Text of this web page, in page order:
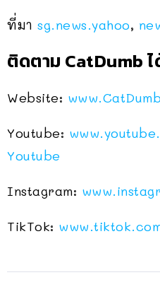
ที่มา sg.news.yahoo,
ติดตาม CatDumb
Website:
Youtube:
Youtube
Instagram:
TikTok: